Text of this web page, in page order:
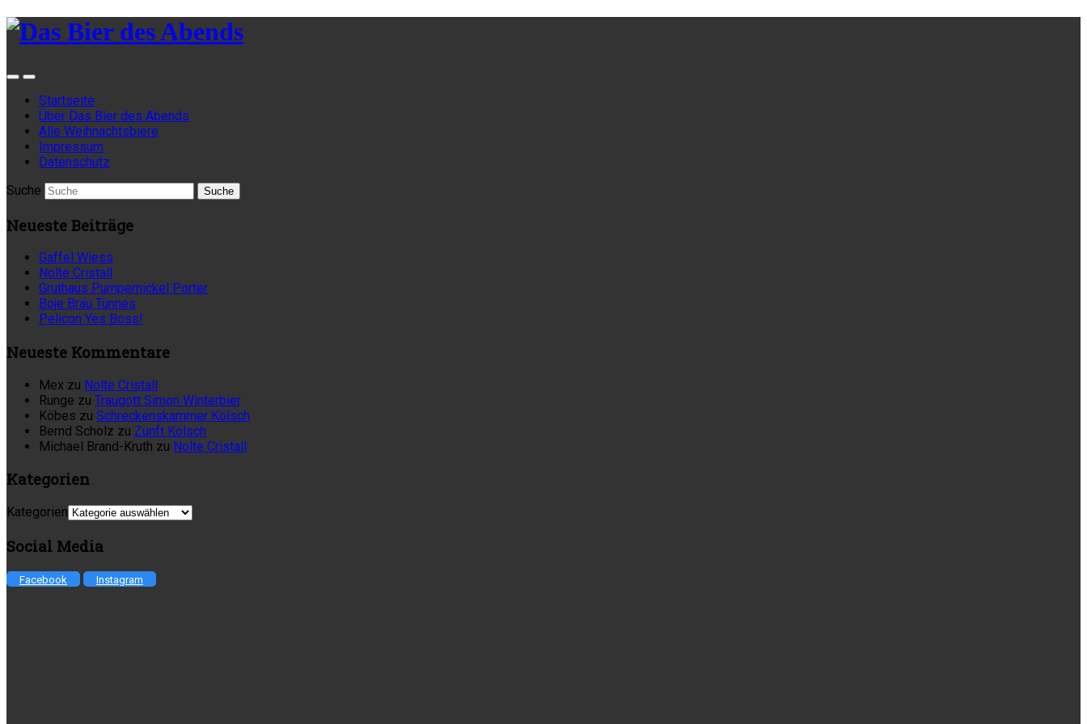
Startseite
Über Das Bier des Abends
Alle Weihnachtsbiere
Impressum
Datenschutz
Suche
Neueste Beiträge
Gaffel Wiess
Nolte Cristall
Gruthaus Pumpernickel Porter
Boje Bräu Tünnes
Pelicon Yes Boss!
Neueste Kommentare
Mex zu Nolte Cristall
Runge zu Traugott Simon Winterbier
Köbes zu Schreckenskammer Kölsch
Bernd Scholz zu Zunft Kölsch
Michael Brand-Kruth zu Nolte Cristall
Kategorien
Kategorien
Social Media
Facebook Instagram